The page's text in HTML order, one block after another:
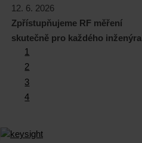
12. 6. 2026
Zpřístupňujeme RF měření
skutečně pro každého inženýra
1
2
3
4